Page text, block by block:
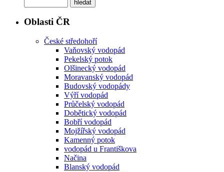
Oblasti ČR
České středohoří
Vaňovský vodopád
Pekelský potok
Olšinecký vodopád
Moravanský vodopád
Budovský vodopády
Výří vodopád
Průčelský vodopád
Dobětický vodopád
Bobří vodopád
Mojžířský vodopád
Kamenný potok
vodopád u Františkova
Načina
Blanský vodopád